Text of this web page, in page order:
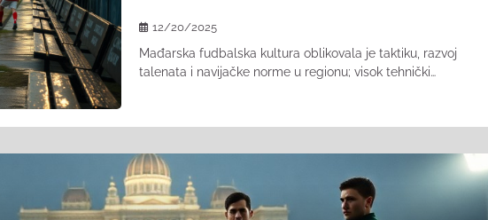
12/20/2025
Mađarska fudbalska kultura oblikovala je taktiku, razvoj
talenata i navijačke norme u regionu; visok tehnički…